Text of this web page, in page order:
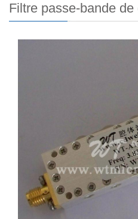
Filtre passe-bande de